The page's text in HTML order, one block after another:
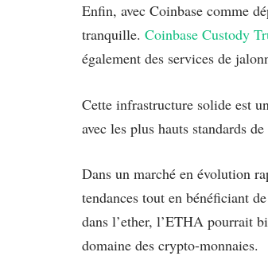
Enfin, avec Coinbase comme
tranquille. Coinbase Custody
également des services de
Cette infrastructure solide est
avec les plus hauts standards
Dans un marché en évolution
tendances tout en bénéficiant
dans l’ether, l’ETHA pourrait
domaine des crypto-monnaies.